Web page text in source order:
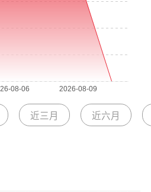
近三月 近六月